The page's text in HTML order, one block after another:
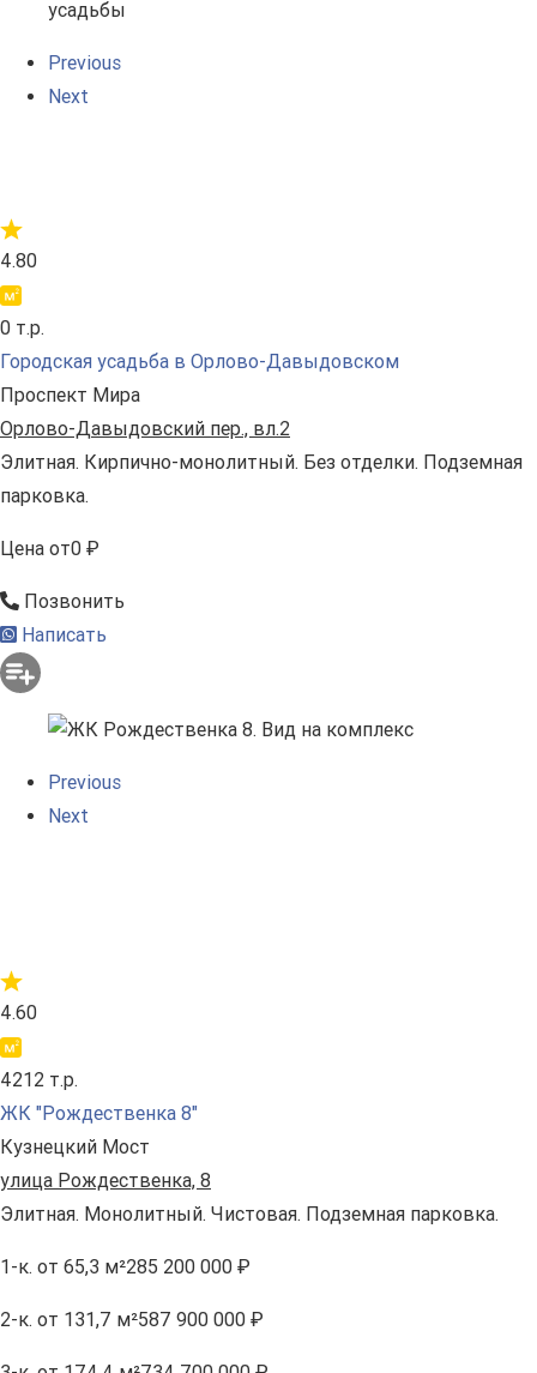
Previous
Next
4.80
0 т.р.
Городская усадьба в Орлово-Давыдовском
Проспект Мира
Орлово-Давыдовский пер., вл.2
Элитная. Кирпично-монолитный. Без отделки. Подземная
парковка.
Цена от0 ₽
Позвонить
Написать
Previous
Next
4.60
4212 т.р.
ЖК "Рождественка 8"
Кузнецкий Мост
улица Рождественка, 8
Элитная. Монолитный. Чистовая. Подземная парковка.
1-к. от 65,3 м²285 200 000 ₽
2-к. от 131,7 м²587 900 000 ₽